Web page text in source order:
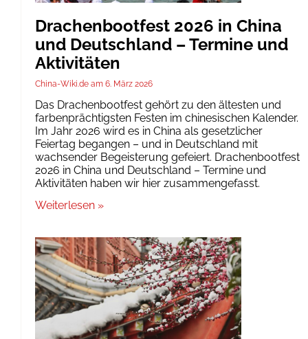
Drachenbootfest 2026 in China
und Deutschland – Termine und
Aktivitäten
China-Wiki.de 6. März 2026
Das Drachenbootfest gehört zu den ältesten und
farbenprächtigsten Festen im chinesischen Kalender.
Im Jahr 2026 wird es in China als gesetzlicher
Feiertag begangen – und in Deutschland mit
wachsender Begeisterung gefeiert. Drachenbootfest
2026 in China und Deutschland – Termine und
Aktivitäten haben wir hier zusammengefasst.
Weiterlesen »